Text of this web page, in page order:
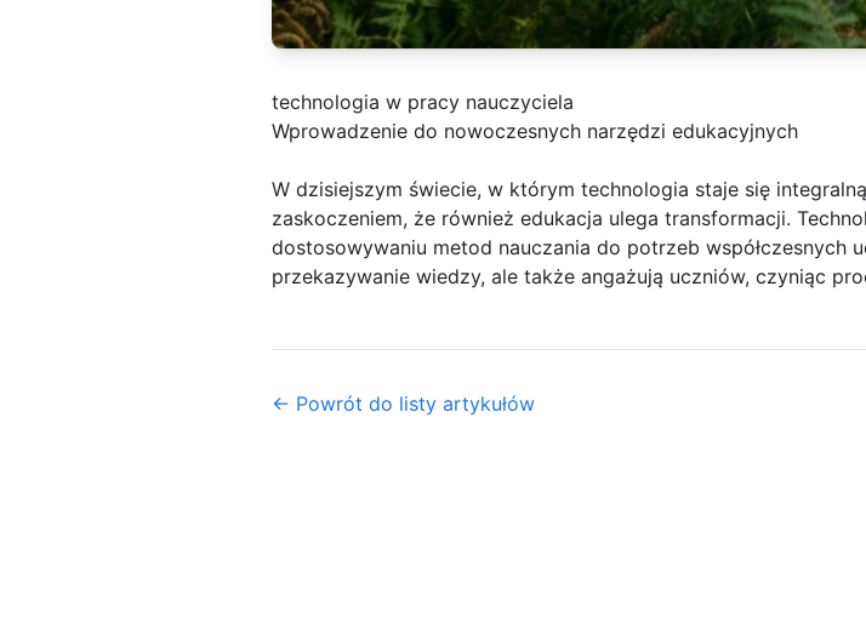
technologia w pracy nauczyciela
Wprowadzenie do nowoczesnych narzędzi edukacyjnych
W dzisiejszym świecie, w którym technologia staje się
zaskoczeniem, że również edukacja ulega transformacji.
dostosowywaniu metod nauczania do potrzeb współczesnych
przekazywanie wiedzy, ale także angażują uczniów, czyniąc
← Powrót do listy artykułów